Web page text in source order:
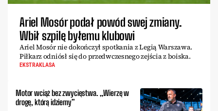
Ariel Mosór podał powód swej zmiany.
Wbił szpilę byłemu klubowi
Ariel Mosór nie dokończył spotkania z Legią Warszawa.
Piłkarz odniósł się do przedwczesnego zejścia z boiska.
EKSTRAKLASA
Motor wciąż bez zwycięstwa. „Wierzę w
drogę, którą idziemy”